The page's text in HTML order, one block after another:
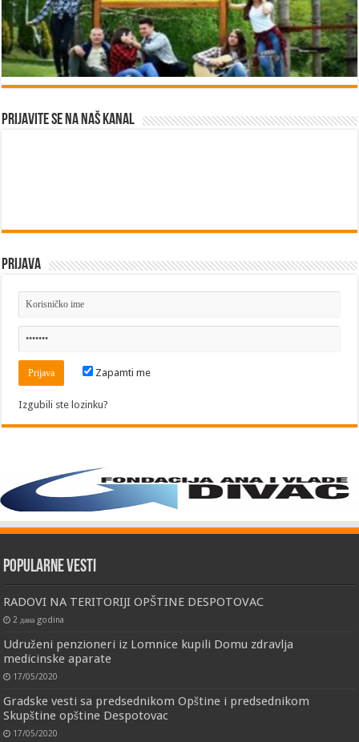
Prijavite se na naš kanal
Prijava
Zapamti me
Izgubili ste lozinku?
Popularne vesti
RADOVI NA TERITORIJI OPŠTINE DESPOTOVAC
2 дана godina
Udruženi penzioneri iz Lomnice kupili Domu zdravlja
medicinske aparate
17/05/2020
Gradske vesti sa predsednikom Opštine i predsednikom
Skupštine opštine Despotovac
17/05/2020